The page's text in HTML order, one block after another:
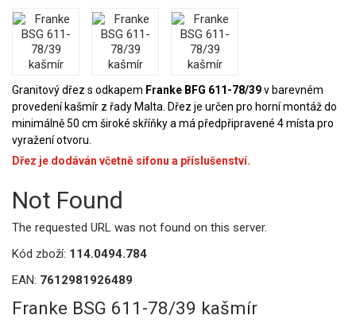
Granitový dřez s odkapem Franke BFG 611-78/39v barevném
provedení kašmír z řady Malta. Dřez je určen pro horní montáž do
minimálně 50 cm široké skříňky a má předpřipravené 4 místa pro
vyražení otvoru.
Dřez je dodáván včetně sifonu a příslušenství.
Not Found
The requested URL was not found on this server.
Kód zboží: 114.0494.784
EAN: 7612981926489
Franke BSG 611-78/39 kašmír